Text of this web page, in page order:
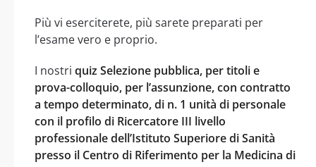
Più vi eserciterete, più sarete preparati per
l’esame vero e proprio.
I nostri quiz Selezione pubblica, per titoli e
prova-colloquio, per l’assunzione, con contratto
a tempo determinato, di n. 1 unità di personale
con il profilo di Ricercatore III livello
professionale dell’Istituto Superiore di Sanità
presso il Centro di Riferimento per la Medicina di